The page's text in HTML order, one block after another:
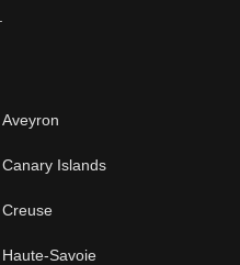
Aveyron
Canary Islands
Creuse
Haute-Savoie